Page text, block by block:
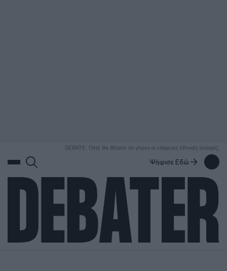
DEBATE: Πότε θα θέλατε να γίνουν οι επόμενες εθνικές εκλογές;
Ψήφισε Εδώ